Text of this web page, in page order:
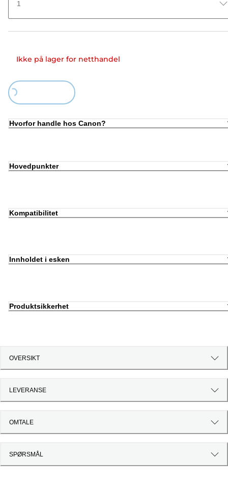
1
Ikke på lager for netthandel
Loading...
Hvorfor handle hos Canon?
Hovedpunkter
Kompatibilitet
Innholdet i esken
Produktsikkerhet
OVERSIKT
LEVERANSE
OMTALE
SPØRSMÅL